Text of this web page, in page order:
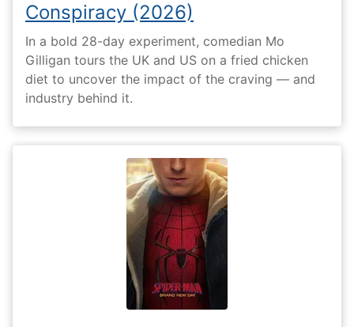
Conspiracy (2026)
In a bold 28-day experiment, comedian Mo
Gilligan tours the UK and US on a fried chicken
diet to uncover the impact of the craving — and
industry behind it.